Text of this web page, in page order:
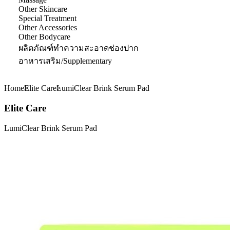
Other Skincare
Special Treatment
Other Accessories
Other Bodycare
ผลิตภัณฑ์ทำความสะอาดช่องปาก
อาหารเสริม/Supplementary
HomeElite CareLumiClear Brink Serum Pad
Elite Care
LumiClear Brink Serum Pad